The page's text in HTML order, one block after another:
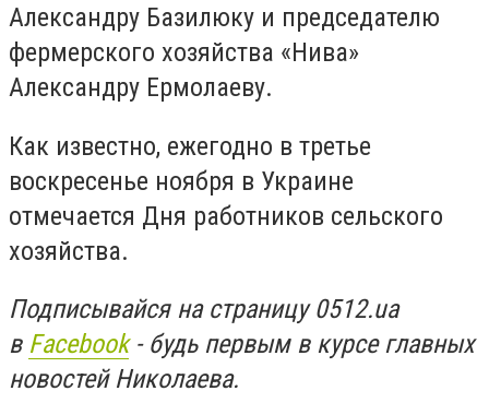
Александру Базилюку и председателю
фермерского хозяйства «Нива»
Александру Ермолаеву.
Как известно, ежегодно в третье
воскресенье ноября в Украине
отмечается Дня работников сельского
хозяйства.
Подписывайся на страницу 0512.ua
в Facebook- будь первым в курсе главных
новостей Николаева.